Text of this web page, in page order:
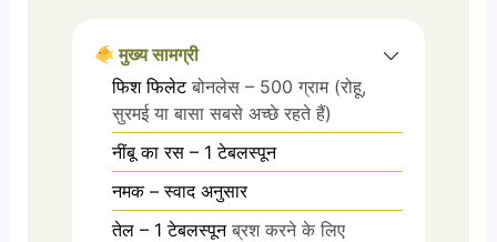
मुख्य सामग्री
फिश फिलेट बोनलेस – 500 ग्राम (रोहू,
सुरमई या बासा सबसे अच्छे रहते हैं)
नींबू का रस – 1 टेबलस्पून
नमक – स्वाद अनुसार
तेल – 1 टेबलस्पून ब्रश करने के लिए